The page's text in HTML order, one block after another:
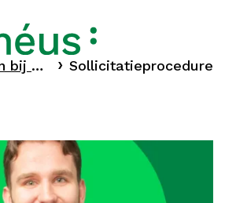
Sollicitatieprocedure